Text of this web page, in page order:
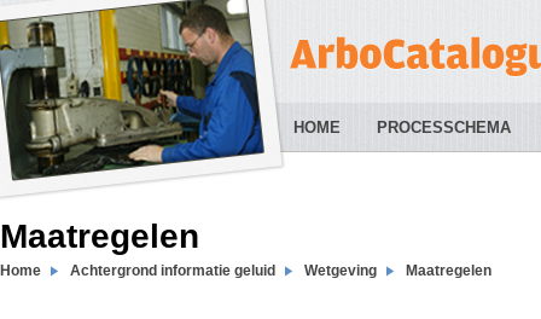
HOME PROCESSCHEMA
Maatregelen
Home Achtergrond informatie geluid Wetgeving Maatregelen